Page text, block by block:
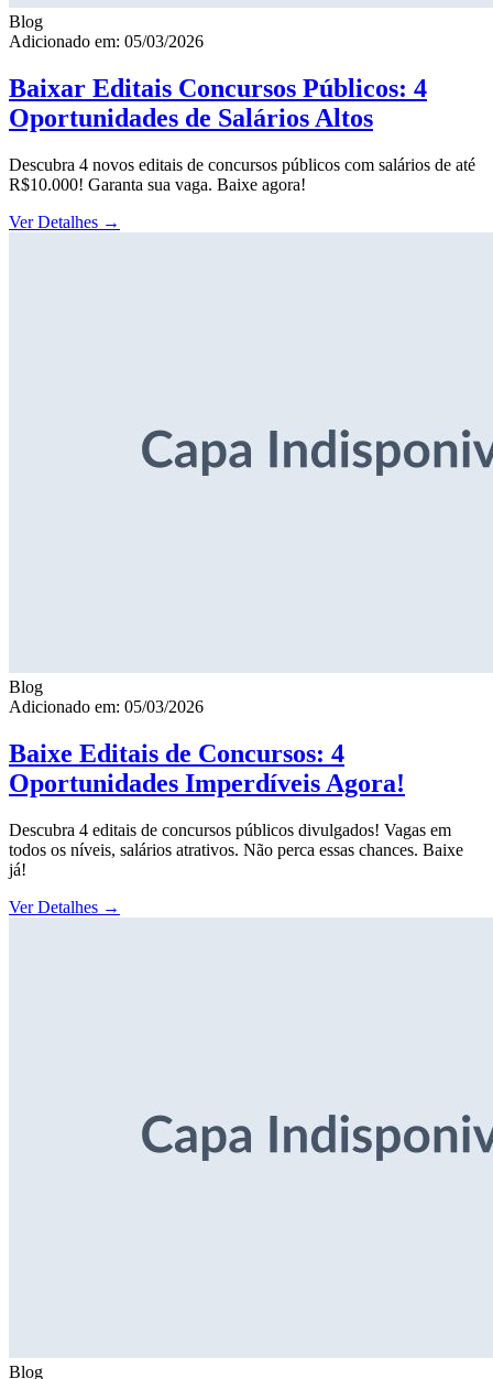
Blog
Adicionado em: 05/03/2026
Baixar Editais Concursos Públicos: 4
Oportunidades de Salários Altos
Descubra 4 novos editais de concursos públicos com salários de até
R$10.000! Garanta sua vaga. Baixe agora!
Ver Detalhes →
Blog
Adicionado em: 05/03/2026
Baixe Editais de Concursos: 4
Oportunidades Imperdíveis Agora!
Descubra 4 editais de concursos públicos divulgados! Vagas em
todos os níveis, salários atrativos. Não perca essas chances. Baixe
já!
Ver Detalhes →
Blog